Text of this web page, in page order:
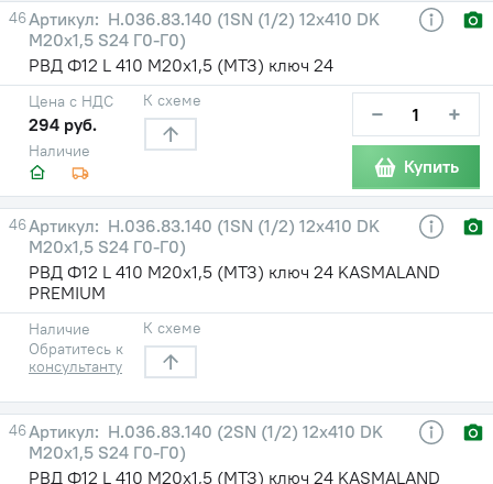
46
Н.036.83.140 (1SN (1/2) 12х410 DK
М20х1,5 S24 Г0-Г0)
РВД Ф12 L 410 М20х1,5 (МТЗ) ключ 24
Наличие
Цена с НДС
294 руб.
К схеме − +
Купить
46
Н.036.83.140 (1SN (1/2) 12х410 DK
М20х1,5 S24 Г0-Г0)
РВД Ф12 L 410 М20х1,5 (МТЗ) ключ 24 KASMALAND
PREMIUM
Наличие
Обратитесь к
консультанту
К схеме
46
Н.036.83.140 (2SN (1/2) 12х410 DK
М20х1,5 S24 Г0-Г0)
РВД Ф12 L 410 М20х1,5 (МТЗ) ключ 24 KASMALAND